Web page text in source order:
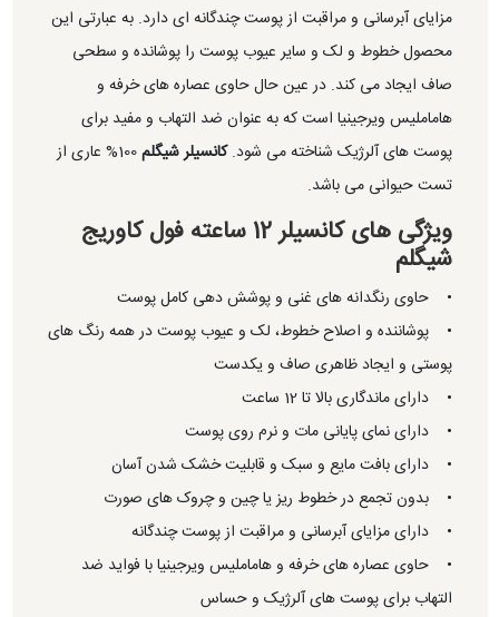
مزایای آبرسانی و مراقبت از پوست چندگانه ای دارد. به عبارتی این
محصول خطوط و لک و سایر عیوب پوست را پوشانده و سطحی
صاف ایجاد می کند. در عین حال حاوی عصاره های خرفه و
هاماملیس ویرجینیا است که به عنوان ضد التهاب و مفید برای
پوست های آلرژیک شناخته می شود.کانسیلر شیگلم
100% عاری از
تست حیوانی می باشد.
ویژگی های کانسیلر 12 ساعته فول کاوریج
شیگلم
• حاوی رنگدانه های غنی و پوشش دهی کامل پوست
• پوشاننده و اصلاح خطوط، لک و عیوب پوست در همه رنگ های
پوستی و ایجاد ظاهری صاف و یکدست
• دارای ماندگاری بالا تا 12 ساعت
• دارای نمای پایانی مات و نرم روی پوست
• دارای بافت مایع و سبک و قابلیت خشک شدن آسان
• بدون تجمع در خطوط ریز یا چین و چروک های صورت
• دارای مزایای آبرسانی و مراقبت از پوست چندگانه
• حاوی عصاره های خرفه و هاماملیس ویرجینیا با فواید ضد
التهاب برای پوست های آلرژیک و حساس